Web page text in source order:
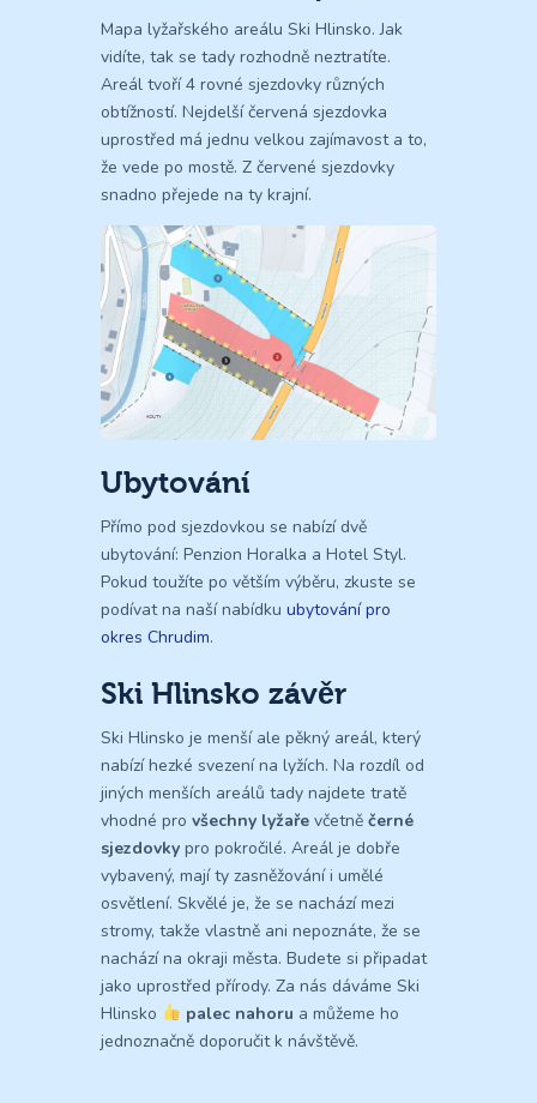
Mapa lyžařského areálu Ski Hlinsko. Jak
vidíte, tak se tady rozhodně neztratíte.
Areál tvoří 4 rovné sjezdovky různých
obtížností. Nejdelší červená sjezdovka
uprostřed má jednu velkou zajímavost a to,
že vede po mostě. Z červené sjezdovky
snadno přejede na ty krajní.
Ubytování
Přímo pod sjezdovkou se nabízí dvě
ubytování: Penzion Horalka a Hotel Styl.
Pokud toužíte po větším výběru, zkuste se
podívat na naší nabídku ubytování pro
okres Chrudim.
Ski Hlinsko závěr
Ski Hlinsko je menší ale pěkný areál, který
nabízí hezké svezení na lyžích. Na rozdíl od
jiných menších areálů tady najdete tratě
vhodné pro všechny lyžaře včetně černé
sjezdovky pro pokročilé. Areál je dobře
vybavený, mají ty zasněžování i umělé
osvětlení. Skvělé je, že se nachází mezi
stromy, takže vlastně ani nepoznáte, že se
nachází na okraji města. Budete si připadat
jako uprostřed přírody. Za nás dáváme Ski
Hlinsko
palec nahoru a můžeme ho
jednoznačně doporučit k návštěvě.